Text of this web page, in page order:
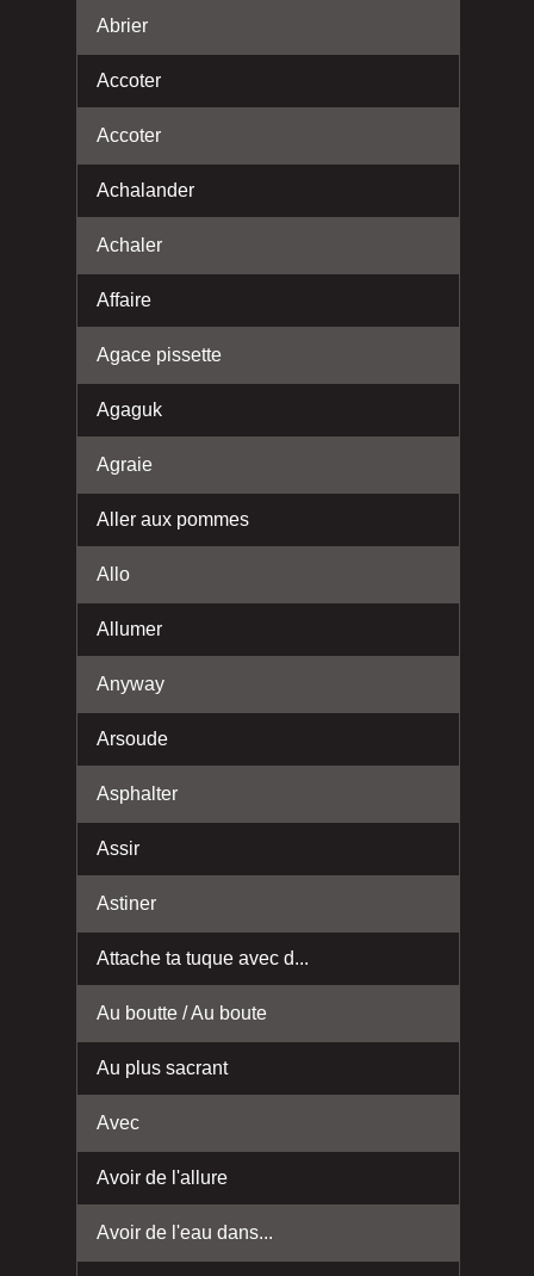
Abrier
Accoter
Accoter
Achalander
Achaler
Affaire
Agace pissette
Agaguk
Agraie
Aller aux pommes
Allo
Allumer
Anyway
Arsoude
Asphalter
Assir
Astiner
Attache ta tuque avec d...
Au boutte / Au boute
Au plus sacrant
Avec
Avoir de l'allure
Avoir de l'eau dans...